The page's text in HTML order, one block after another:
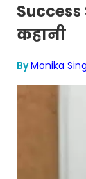
कहानी
ByMonika